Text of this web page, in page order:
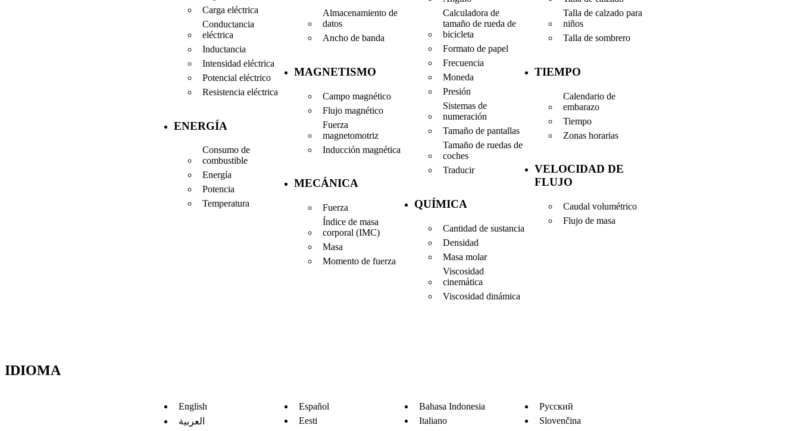
Carga eléctrica
Conductancia
eléctrica
Inductancia
Intensidad eléctrica
Potencial eléctrico
Resistencia eléctrica
ENERGÍA
Consumo de
combustible
Energía
Potencia
Temperatura
Almacenamiento de
datos
Ancho de banda
MAGNETISMO
Campo magnético
Flujo magnético
Fuerza
magnetomotriz
Inducción magnética
MECÁNICA
Fuerza
Índice de masa
corporal (IMC)
Masa
Momento de fuerza
Calculadora de
tamaño de rueda de
bicicleta
Formato de papel
Frecuencia
Moneda
Presión
Sistemas de
numeración
Tamaño de pantallas
Tamaño de ruedas de
coches
Traducir
QUÍMICA
Cantidad de sustancia
Densidad
Masa molar
Viscosidad
cinemática
Viscosidad dinámica
Talla de calzado para
niños
Talla de sombrero
TIEMPO
Calendario de
embarazo
Tiempo
Zonas horarias
VELOCIDAD DE
FLUJO
Caudal volumétrico
Flujo de masa
IDIOMA
English
العربية
Español
Eesti
Bahasa Indonesia
Italiano
Русский
Slovenčina